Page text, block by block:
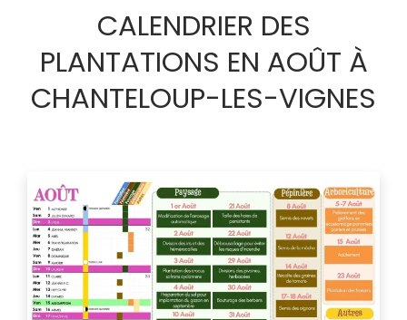
CALENDRIER DES
PLANTATIONS EN AOÛT À
CHANTELOUP-LES-VIGNES